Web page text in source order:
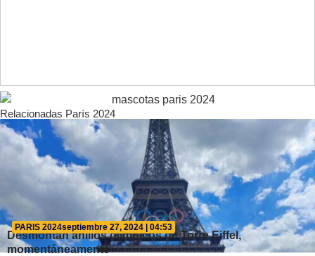
Relacionadas París 2024
PARIS 2024septiembre 27, 2024 | 04:53
Desmontan anillos olímpicos de Torre Eiffel,
momentáneamente